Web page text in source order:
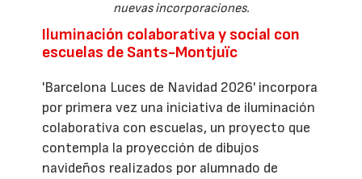
nuevas incorporaciones.
Iluminación colaborativa y social con
escuelas de Sants-Montjuïc
'Barcelona Luces de Navidad 2026' incorpora
por primera vez una iniciativa de iluminación
colaborativa con escuelas, un proyecto que
contempla la proyección de dibujos
navideños realizados por alumnado de